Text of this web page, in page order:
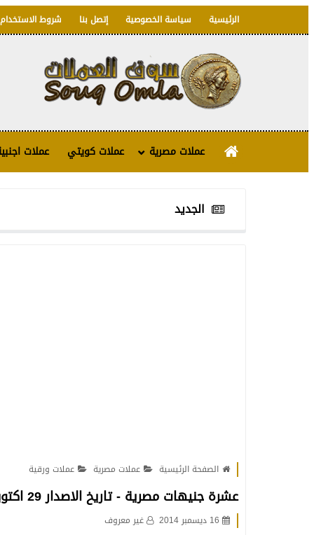
الرئيسية سياسة الخصوصية إتصل بنا شروط الاستخدام
عملات مصرية عملات كويتي عملات
الجديد
الصفحة الرئيسية عملات مصرية عملات ورقية
عشرة جنيهات مصرية - تاريخ الاصدار 29 اكتوبر 1964
16 ديسمبر 2014 غير معروف